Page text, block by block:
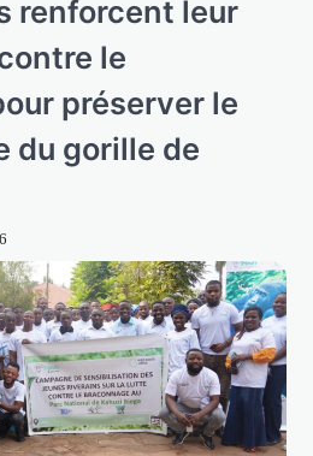
renforcent leur
le
préserver le
du gorille de